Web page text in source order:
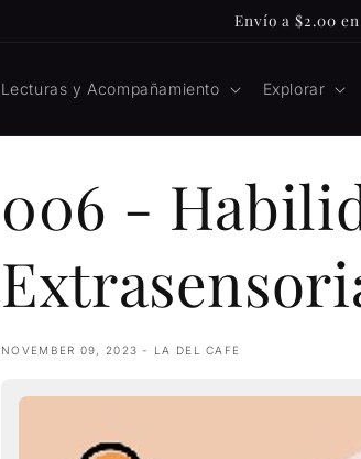
Envío a $2.00
Lecturas y Acompañamiento Explorar
006 -
NOVEMBER 09, 2023 - LA DEL CAFE